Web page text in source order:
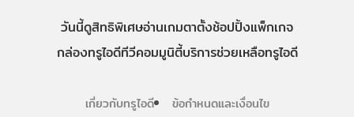
วันนี้ดูสิทธิพิเศษอ่านเกมตาตั้งช้อปปิ้งแพ็กเกจ
กล่องทรูไอดีทีวีคอมมูนิตี้บริการช่วยเหลือทรูไอดี
เกี่ยวกับทรูไอดี ข้อกำหนดและเงื่อนไข